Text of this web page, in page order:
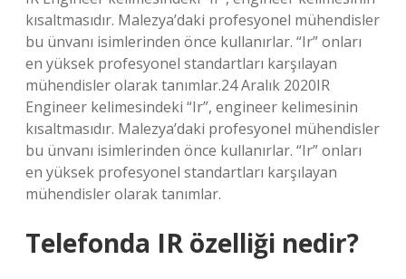
kısaltmasıdır. Malezya’daki profesyonel mühendisler
bu ünvanı isimlerinden önce kullanırlar. “Ir” onları
en yüksek profesyonel standartları karşılayan
mühendisler olarak tanımlar.24 Aralık 2020IR
Engineer kelimesindeki “Ir”, engineer kelimesinin
kısaltmasıdır. Malezya’daki profesyonel mühendisler
bu ünvanı isimlerinden önce kullanırlar. “Ir” onları
en yüksek profesyonel standartları karşılayan
mühendisler olarak tanımlar.
Telefonda IR özelliği nedir?